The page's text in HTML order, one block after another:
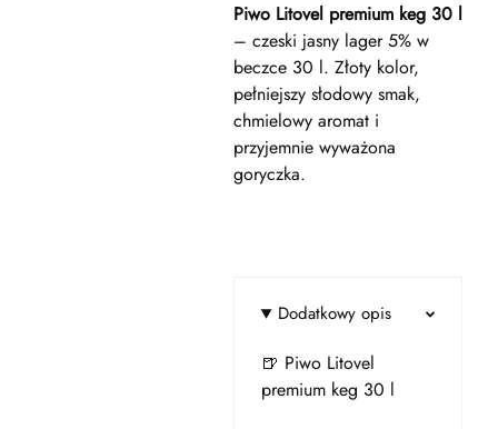
Piwo Litovel premium keg 30 l
– czeski jasny lager 5% w
beczce 30 l. Złoty kolor,
pełniejszy słodowy smak,
chmielowy aromat i
przyjemnie wyważona
goryczka.
Dodatkowy opis
🍺 Piwo Litovel
premium keg 30 l